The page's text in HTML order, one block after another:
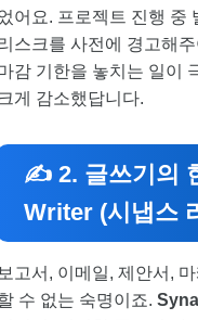
어요. 프로젝트 진행 중
스크를 사전에 경고해
감 기한을 놓치는 일이
게 감소했답니다.
✍️ 2. 글쓰기의
Writer (시냅스
고서, 이메일, 제안서,
수 없는 숙명이죠.